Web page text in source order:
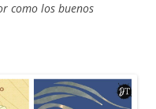
como los buenos